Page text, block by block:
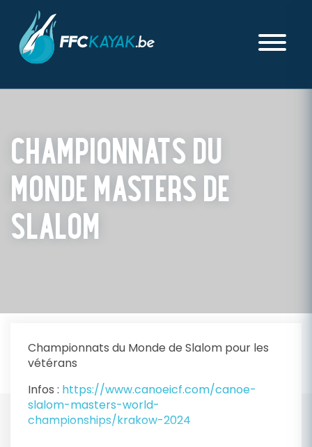
CHAMPIONNATS DU
MONDE MASTERS DE
SLALOM
Championnats du Monde de Slalom pour les
vétérans
Infos : https://www.canoeicf.com/canoe-
slalom-masters-world-
championships/krakow-2024